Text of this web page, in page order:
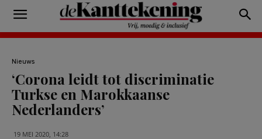
Nieuws
‘Corona leidt tot discriminatie
Turkse en Marokkaanse
Nederlanders’
19 MEI 2020, 14:28